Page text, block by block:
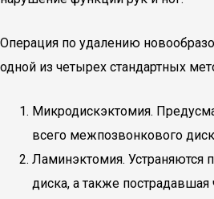
Операция по удалению
одной из четырех стандартных
Микродискэктомия.
всего межпозвонкового
Ламинэктомия. Устраняются
диска, а также пострадавшая